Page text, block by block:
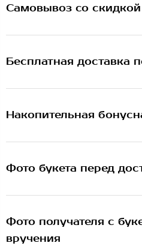
Самовывоз со скидкой
Бесплатная доставка
Накопительная
Фото букета перед
Фото получателя с
вручения